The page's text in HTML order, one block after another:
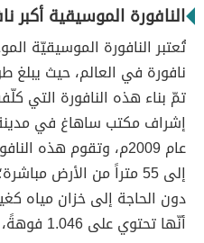
النافورة الموسيقية أكبر
تُعتبر النافورة الموسيقيّة
إشراف مكتب ساهاغ في
عام 2009م، وتقوم هذه
إلى 55 متراً من الأرض
دون الحاجة إلى خزان مياه
أنّها تحتوي على 1.046 فوهةً، و1.148 مصباحاً.